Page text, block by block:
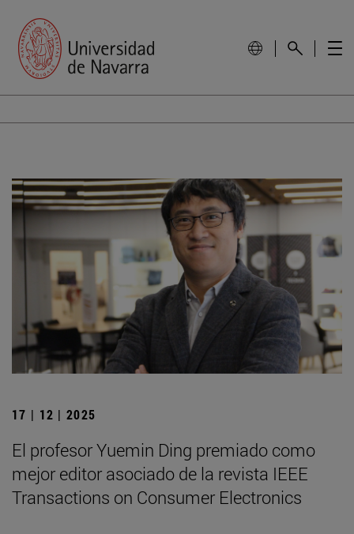
17 | 12 | 2025
El profesor Yuemin Ding premiado como
mejor editor asociado de la revista IEEE
Transactions on Consumer Electronics